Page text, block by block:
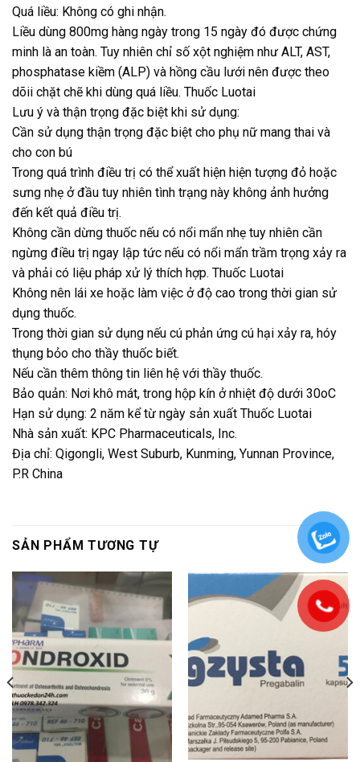
Quá liều: Không có ghi nhận.
Liều dùng 800mg hàng ngày trong 15 ngày đó được chứng
minh là an toàn. Tuy nhiên chỉ số xột nghiệm như ALT, AST,
phosphatase kiềm (ALP) và hồng cầu lưới nên được theo
dõii chặt chẽ khi dùng quá liều. Thuốc Luotai
Lưu ý và thận trọng đặc biệt khi sử dụng:
Cần sử dụng thận trọng đặc biệt cho phụ nữ mang thai và
cho con bú
Trong quá trình điều trị có thể xuất hiện hiện tượng đỏ hoặc
sưng nhẹ ở đầu tuy nhiên tình trạng này không ảnh hưởng
đến kết quả điều trị.
Không cần dừng thuốc nếu có nổi mẩn nhẹ tuy nhiên cần
ngừng điều trị ngay lập tức nếu có nổi mẩn trầm trọng xảy ra
và phải có liệu pháp xử lý thích hợp. Thuốc Luotai
Không nên lái xe hoặc làm việc ở độ cao trong thời gian sử
dụng thuốc.
Trong thời gian sử dụng nếu cú phản ứng cú hại xảy ra, hóy
thụng bỏo cho thầy thuốc biết.
Nếu cần thêm thông tin liên hệ với thầy thuốc.
Bảo quản: Nơi khô mát, trong hộp kín ở nhiệt độ dưới 30oC
Hạn sử dụng: 2 năm kể từ ngày sản xuất Thuốc Luotai
Nhà sản xuất: KPC Pharmaceuticals, Inc.
Địa chỉ: Qigongli, West Suburb, Kunming, Yunnan Province,
P.R China
SẢN PHẨM TƯƠNG TỰ